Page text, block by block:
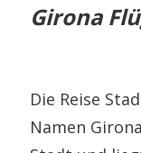
Girona
Die Reise
Namen